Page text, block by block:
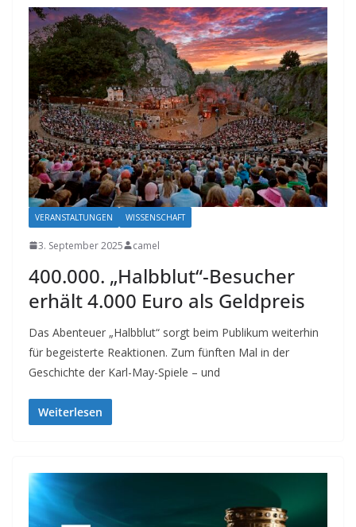
VERANSTALTUNGEN WISSENSCHAFT
3. September 2025 camel
400.000. „Halbblut“-Besucher
erhält 4.000 Euro als Geldpreis
Das Abenteuer „Halbblut“ sorgt beim Publikum weiterhin
für begeisterte Reaktionen. Zum fünften Mal in der
Geschichte der Karl-May-Spiele – und
Weiterlesen